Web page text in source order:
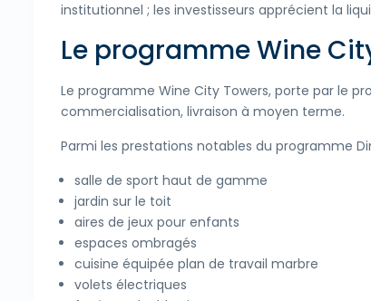
institutionnel ; les investisseurs apprécient la
Le programme Wine
Le programme Wine City Towers, porte par le
commercialisation, livraison à moyen terme.
Parmi les prestations notables du programme
salle de sport haut de gamme
jardin sur le toit
aires de jeux pour enfants
espaces ombragés
cuisine équipée plan de travail marbre
volets électriques